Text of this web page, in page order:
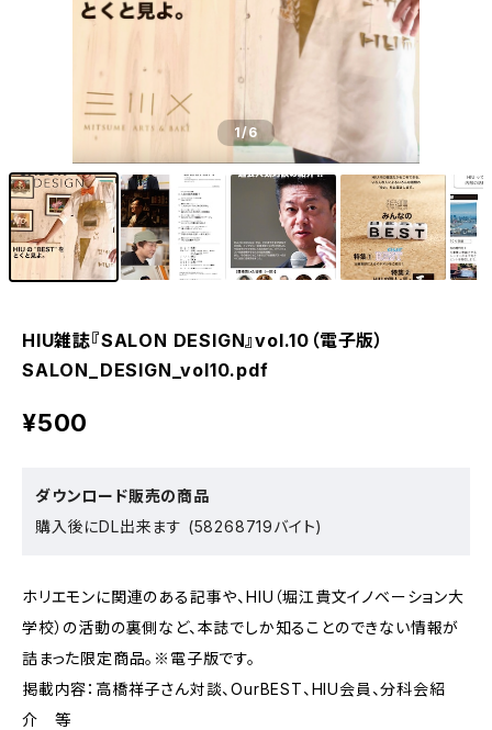
1/6
HIU雑誌『SALON DESIGN』vol.10（電子版）
SALON_DESIGN_vol10.pdf
¥500
ダウンロード販売の商品
購入後にDL出来ます (58268719バイト)
ホリエモンに関連のある記事や、HIU（堀江貴文イノベーション大
学校）の活動の裏側など、本誌でしか知ることのできない情報が
詰まった限定商品。※電子版です。
掲載内容：高橋祥子さん対談、OurBEST、HIU会員、分科会紹
介 等